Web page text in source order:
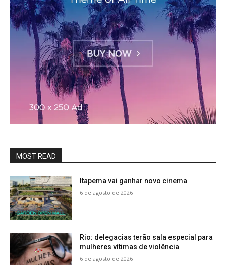
MOST READ
Itapema vai ganhar novo cinema
6 de agosto de 2026
Rio: delegacias terão sala especial para
mulheres vítimas de violência
6 de agosto de 2026